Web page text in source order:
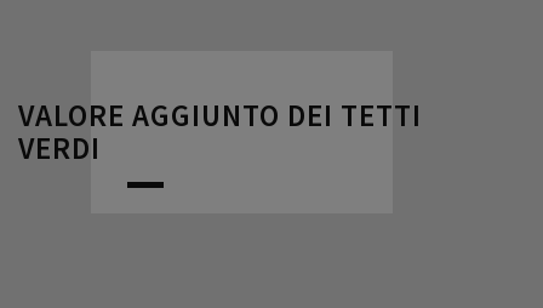
VALORE AGGIUNTO DEI TETTI
VERDI